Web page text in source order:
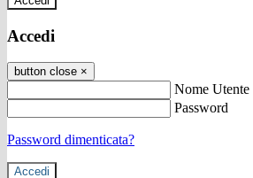
Accedi
button close ×
Nome Utente
Password
Password dimenticata?